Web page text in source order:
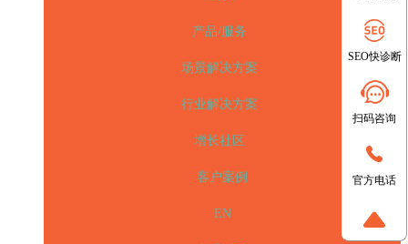
产品/服务
场景解决方案
行业解决方案
增长社区
客户案例
EN
SEO快诊断
扫码咨询
官方电话